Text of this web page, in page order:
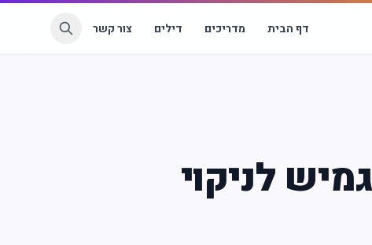
דף הבית מדריכים דילים צור קשר
לניקוי